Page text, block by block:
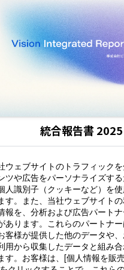
統合報告書 2025